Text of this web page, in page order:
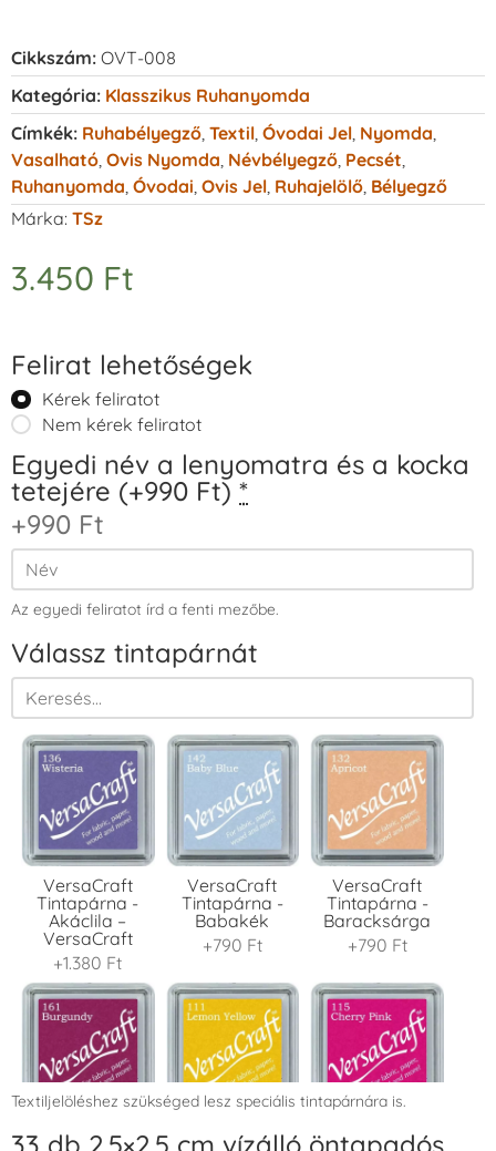
Cikkszám: OVT-008
Kategória: Klasszikus Ruhanyomda
Címkék: Ruhabélyegző Textil Óvodai Jel Nyomda
Vasalható Ovis Nyomda Névbélyegző Pecsét
Ruhanyomda Óvodai Ovis Jel Ruhajelölő Bélyegző
Márka: TSz
3.450 Ft
Felirat lehetőségek
Kérek feliratot
Nem kérek feliratot
Egyedi név a lenyomatra és a kocka
tetejére (+990 Ft) *
+990 Ft
Az egyedi feliratot írd a fenti mezőbe.
Válassz tintapárnát
VersaCraft
Tintapárna -
Akáclila –
VersaCraft
+1.380 Ft
VersaCraft
Tintapárna -
Babakék
+790 Ft
VersaCraft
Tintapárna -
Baracksárga
+790 Ft
VersaCraft
VersaCraft
VersaCraft
Textiljelöléshez szükséged lesz speciális tintapárnára is.
33 db 2,5×2,5 cm vízálló öntapadós